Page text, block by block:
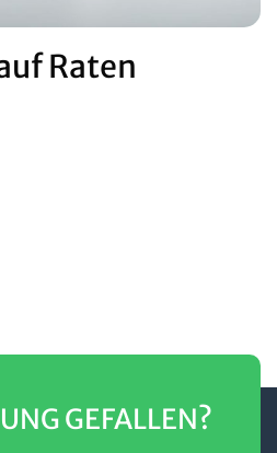
Raten
GEFALLEN?